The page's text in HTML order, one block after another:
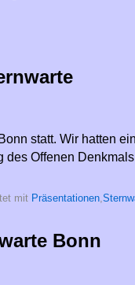
statt. Wir hatten
des Offenen
mit Präsentationen
Bonn